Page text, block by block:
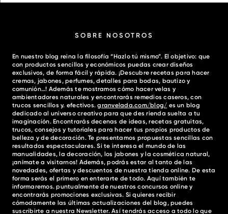
SOBRE NOSOTROS
En nuestro blog reina la filosofía “Hazlo tú mismo”. El objetivo: que
con productos sencillos y económicos puedas crear diseños
exclusivos, de forma fácil y rápida. ¡Descubre recetas para hacer
cremas, jabones, perfumes, detalles para bodas, bautizo y
comunión…! Además te mostramos cómo hacer velas y
ambientadores naturales y encontrarás remedios caseros, con
trucos sencillos y. efectivos. granvelada.com/blog/ es un blog
dedicado al universo creativo para que des rienda suelta a tu
imaginación. Encontrarás decenas de ideas, recetas gratuitas,
trucos, consejos y tutoriales para hacer tus propios productos de
belleza y de decoración. Te presentamos propuestas sencillas con
resultados espectaculares. Si te interesa el mundo de las
manualidades, la decoración, los jabones y la cosmética natural,
¡anímate a visitarnos! Además, podrás estar al tanto de las
novedades, ofertas y descuentos de nuestra tienda online. De esta
forma serás el primero en enterarte de todo. Aquí también te
informaremos. puntualmente de nuestros concursos online y
encontrarás promociones exclusivas. Si quieres recibir
cómodamente las últimas actualizaciones del blog, puedes
suscribirte a nuestra Newsletter. Así tendrás acceso a todo lo que